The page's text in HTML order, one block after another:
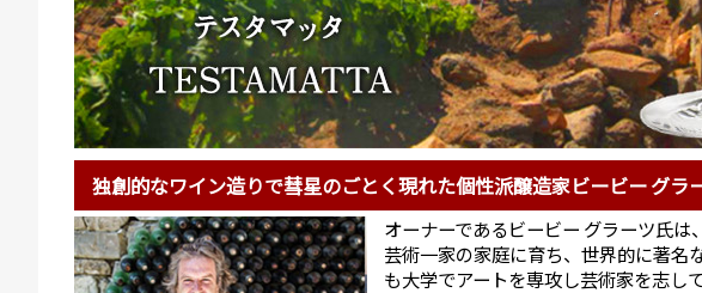
独創的なワイン造りで彗星のごとく現れた個性派醸造家ビービー グラ
オーナーであるビービー グラーツ氏
芸術一家の家庭に育ち、世界的に著名
も大学でアートを専攻し芸術家を志し